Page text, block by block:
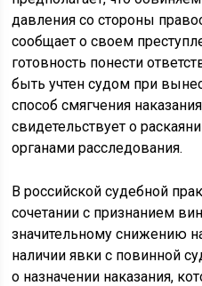
давления со стороны
сообщает о своем
готовность понести
быть учтен судом при
способ смягчения
свидетельствует о
органами расследования.
В российской судебной
сочетании с признанием
значительному снижению
наличии явки с повинной
о назначении наказания,